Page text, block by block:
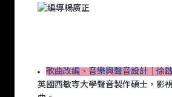
歌曲改編、音樂與聲音設計｜徐
英國西敏寺大學聲音製作碩士，影